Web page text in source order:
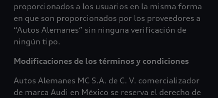
proporcionados a los usuarios en la misma forma
en que son proporcionados por los proveedores a
“Autos Alemanes” sin ninguna verificación de
ningún tipo.
Modificaciones de los términos y condiciones
Autos Alemanes MC S.A. de C. V. comercializador
de marca Audi en México se reserva el derecho de